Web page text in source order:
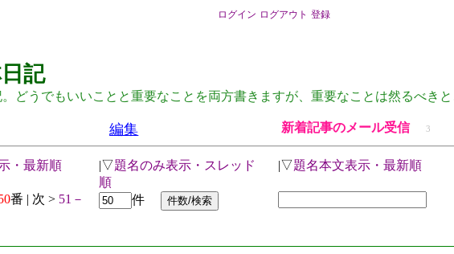
ログイン ログアウト 登録
記
どうでもいいことと重要なことを両方書きますが、重要なことは然るべきと
編集 新着記事のメール受信 3
・最新順 |▽題名のみ表示・スレッド
順
|▽題名本文表示・最新順
番 | 次 > 51－
件